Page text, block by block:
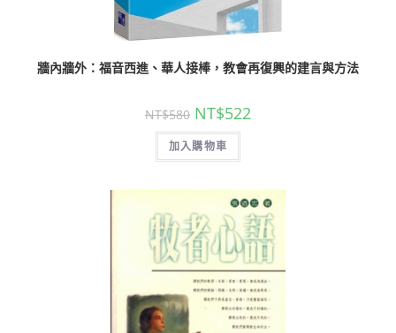
牆內牆外：福音西進、華人接棒，教會再復興的建言與方法
NT$580 NT$522
加入購物車